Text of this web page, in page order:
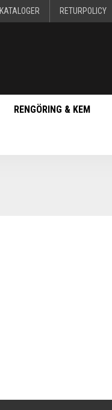
KATALOGER RETURPOLICY
RENGÖRING & KEM